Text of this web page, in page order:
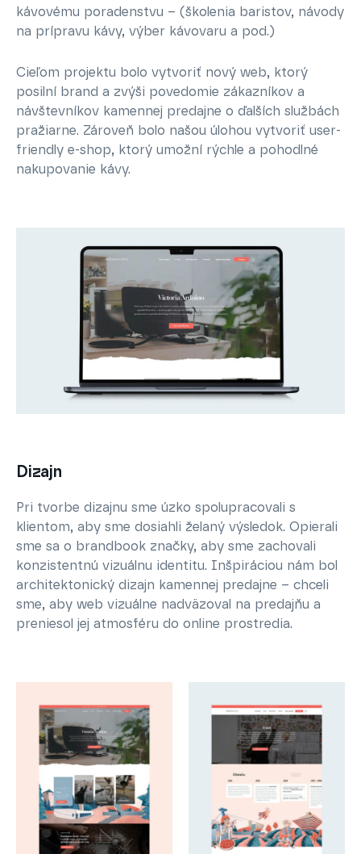
kávovému poradenstvu – (školenia baristov, návody
na prípravu kávy, výber kávovaru a pod.)
Cieľom projektu bolo vytvoriť nový web, ktorý
posilní brand a zvýši povedomie zákazníkov a
návštevníkov kamennej predajne o ďalších službách
pražiarne. Zároveň bolo našou úlohou vytvoriť user-
friendly e-shop, ktorý umožní rýchle a pohodlné
nakupovanie kávy.
Dizajn
Pri tvorbe dizajnu sme úzko spolupracovali s
klientom, aby sme dosiahli želaný výsledok. Opierali
sme sa o brandbook značky, aby sme zachovali
konzistentnú vizuálnu identitu. Inšpiráciou nám bol
architektonický dizajn kamennej predajne – chceli
sme, aby web vizuálne nadväzoval na predajňu a
preniesol jej atmosféru do online prostredia.